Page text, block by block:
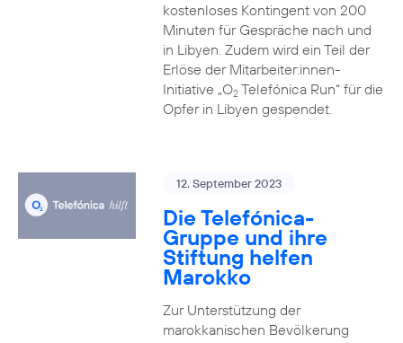
kostenloses Kontingent von 200
Minuten für Gespräche nach und
in Libyen. Zudem wird ein Teil der
Erlöse der Mitarbeiter:innen-
Initiative „O2Telefónica Run“ für die
Opfer in Libyen gespendet.
12. September 2023
Die Telefónica-
Gruppe und ihre
Stiftung helfen
Marokko
Zur Unterstützung der
marokkanischen Bevölkerung